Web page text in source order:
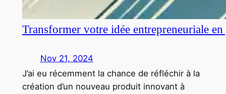
Transformer votre idée entrepreneuriale
Nov 21, 2024
J’ai eu récemment la chance de réfléchir à la
création d’un nouveau produit innovant à